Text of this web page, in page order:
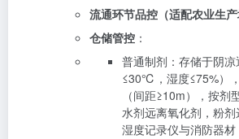
流通环节品控（适配农业生产
仓储管控 ：
普通制剂：存储于阴
≤30℃，湿度≤75%）
（间距≥10m），按剂
水剂远离氧化剂，粉
湿度记录仪与消防器材